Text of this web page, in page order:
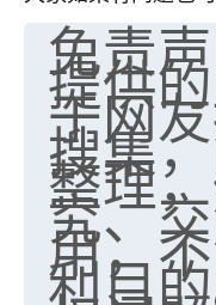
免责
提供
于网
搜集
整理
究、
用，
利目
优秀的张同学
老师收徒吗？
2天前 来自山西